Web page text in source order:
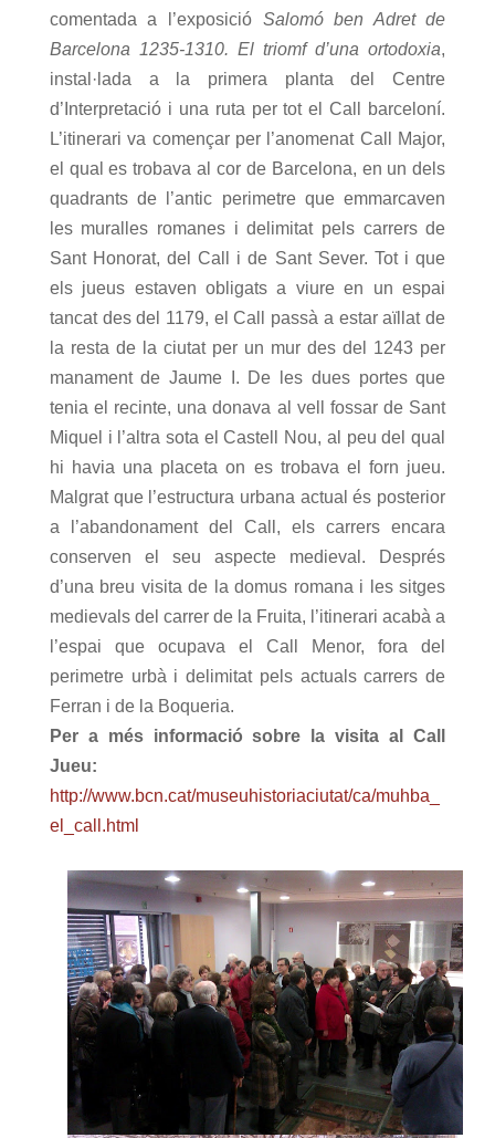
comentada a l’exposició Salomó ben Adret de
Barcelona 1235-1310. El triomf d’una ortodoxia,
instal·lada a la primera planta del Centre
d’Interpretació i una ruta per tot el Call barceloní.
L’itinerari va començar per l’anomenat Call Major,
el qual es trobava al cor de Barcelona, en un dels
quadrants de l’antic perimetre que emmarcaven
les muralles romanes i delimitat pels carrers de
Sant Honorat, del Call i de Sant Sever. Tot i que
els jueus estaven obligats a viure en un espai
tancat des del 1179, el Call passà a estar aïllat de
la resta de la ciutat per un mur des del 1243 per
manament de Jaume I. De les dues portes que
tenia el recinte, una donava al vell fossar de Sant
Miquel i l’altra sota el Castell Nou, al peu del qual
hi havia una placeta on es trobava el forn jueu.
Malgrat que l’estructura urbana actual és posterior
a l’abandonament del Call, els carrers encara
conserven el seu aspecte medieval. Després
d’una breu visita de la domus romana i les sitges
medievals del carrer de la Fruita, l’itinerari acabà a
l’espai que ocupava el Call Menor, fora del
perimetre urbà i delimitat pels actuals carrers de
Ferran i de la Boqueria.
Per a més informació sobre la visita al Call
Jueu:
http://www.bcn.cat/museuhistoriaciutat/ca/muhba_
el_call.html